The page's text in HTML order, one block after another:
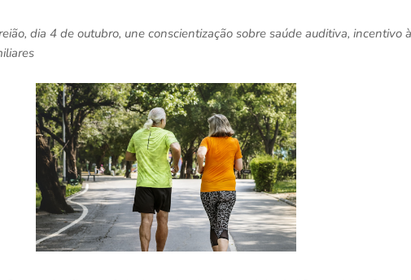
dia 4 de outubro, une conscientização sobre saúde auditiva, incentivo